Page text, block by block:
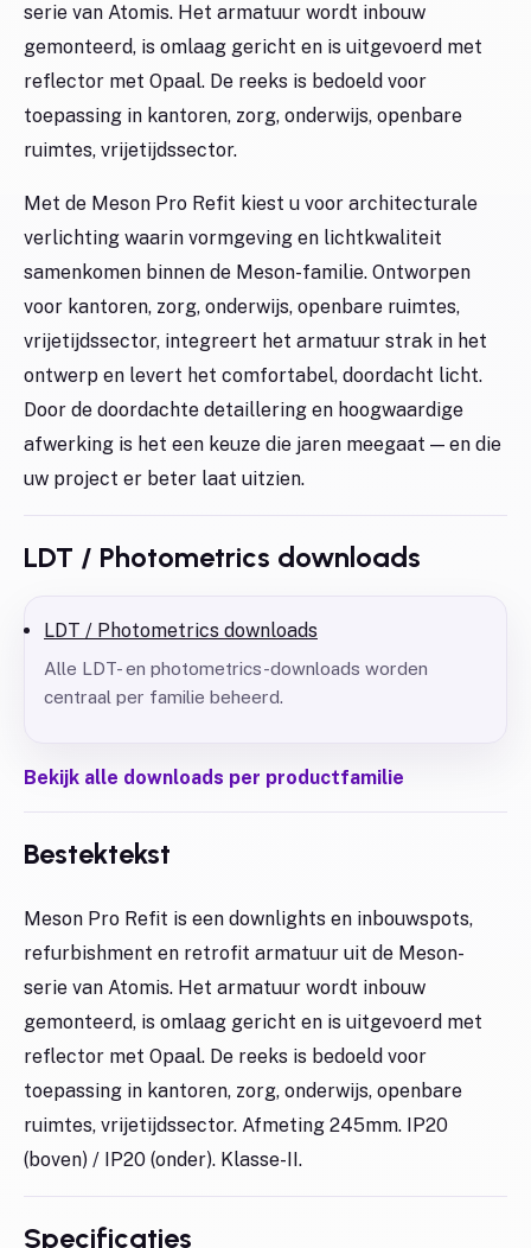
serie van Atomis. Het armatuur wordt inbouw
gemonteerd, is omlaag gericht en is uitgevoerd met
reflector met Opaal. De reeks is bedoeld voor
toepassing in kantoren, zorg, onderwijs, openbare
ruimtes, vrijetijdssector.
Met de Meson Pro Refit kiest u voor architecturale
verlichting waarin vormgeving en lichtkwaliteit
samenkomen binnen de Meson-familie. Ontworpen
voor kantoren, zorg, onderwijs, openbare ruimtes,
vrijetijdssector, integreert het armatuur strak in het
ontwerp en levert het comfortabel, doordacht licht.
Door de doordachte detaillering en hoogwaardige
afwerking is het een keuze die jaren meegaat — en die
uw project er beter laat uitzien.
LDT / Photometrics downloads
LDT / Photometrics downloads
Alle LDT- en photometrics-downloads worden
centraal per familie beheerd.
Bekijk alle downloads per productfamilie
Bestektekst
Meson Pro Refit is een downlights en inbouwspots,
refurbishment en retrofit armatuur uit de Meson-
serie van Atomis. Het armatuur wordt inbouw
gemonteerd, is omlaag gericht en is uitgevoerd met
reflector met Opaal. De reeks is bedoeld voor
toepassing in kantoren, zorg, onderwijs, openbare
ruimtes, vrijetijdssector. Afmeting 245mm. IP20
(boven) / IP20 (onder). Klasse-II.
Specificaties